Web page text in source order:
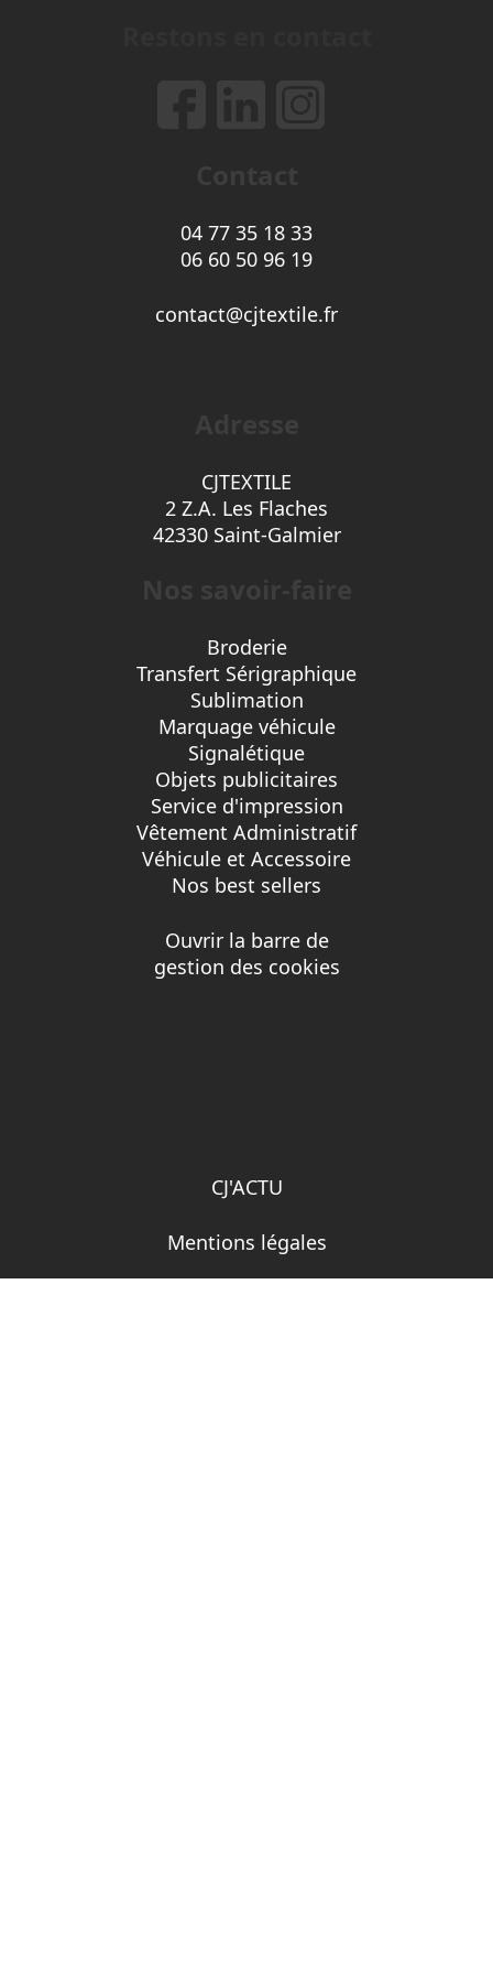
04 77 35 18 33
06 60 50 96 19
contact@cjtextile.fr
CJTEXTILE
2 Z.A. Les Flaches
42330 Saint-Galmier
Broderie
Transfert Sérigraphique
Sublimation
Marquage véhicule
Signalétique
Objets publicitaires
Service d'impression
Vêtement Administratif
Véhicule et Accessoire
Nos best sellers
Ouvrir la barre de
gestion des cookies
CJ'ACTU
Mentions légales